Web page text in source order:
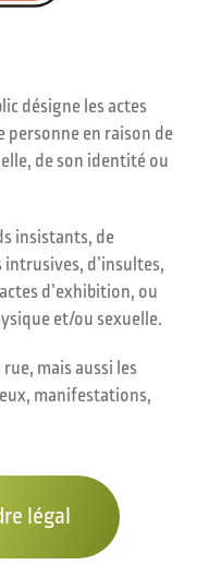
désigne les actes
en raison de
de son identité ou
insistants, de
d’insultes,
d’exhibition, ou
et/ou sexuelle.
mais aussi les
manifestations,
légal